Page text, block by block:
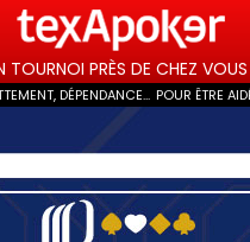
DÉPENDANCE... POUR ÊTRE
TOURNOI PRÈS DE CHEZ